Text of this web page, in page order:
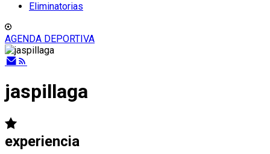
Eliminatorias
AGENDA DEPORTIVA
jaspillaga
experiencia